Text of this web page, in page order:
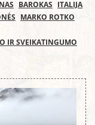
BAROKAS ITALIJA
MARKO ROTKO
IR SVEIKATINGUMO